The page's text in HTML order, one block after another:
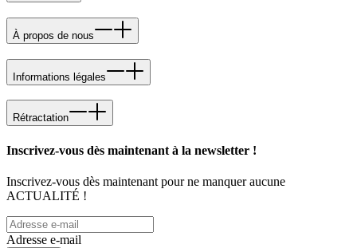
À propos de nous
Informations légales
Rétractation
Inscrivez-vous dès maintenant à la newsletter !
Inscrivez-vous dès maintenant pour ne manquer aucune
ACTUALITÉ !
Adresse e-mail